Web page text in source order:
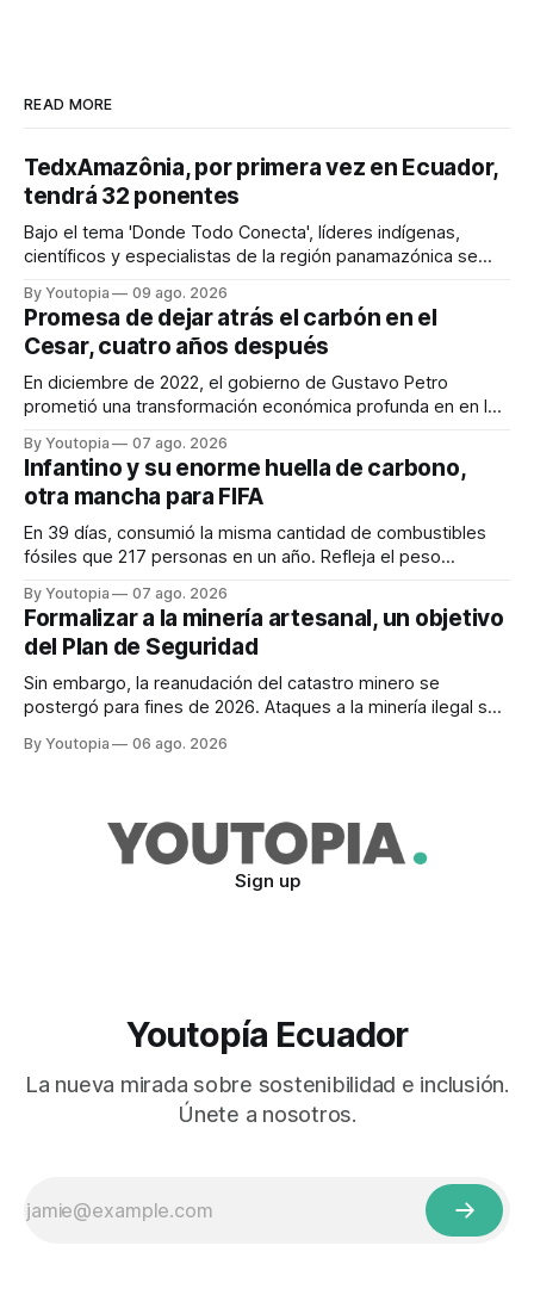
READ MORE
TedxAmazônia, por primera vez en Ecuador,
tendrá 32 ponentes
Bajo el tema 'Donde Todo Conecta', líderes indígenas,
científicos y especialistas de la región panamazónica se
By Youtopia 09 ago. 2026
Promesa de dejar atrás el carbón en el
Cesar, cuatro años después
En diciembre de 2022, el gobierno de Gustavo Petro
prometió una transformación económica profunda en en la
By Youtopia 07 ago. 2026
Infantino y su enorme huella de carbono,
otra mancha para FIFA
En 39 días, consumió la misma cantidad de combustibles
fósiles que 217 personas en un año. Refleja el peso
By Youtopia 07 ago. 2026
Formalizar a la minería artesanal, un objetivo
del Plan de Seguridad
Sin embargo, la reanudación del catastro minero se
postergó para fines de 2026. Ataques a la minería ilegal se
By Youtopia 06 ago. 2026
Sign up
Youtopía Ecuador
La nueva mirada sobre sostenibilidad e inclusión.
Únete a nosotros.